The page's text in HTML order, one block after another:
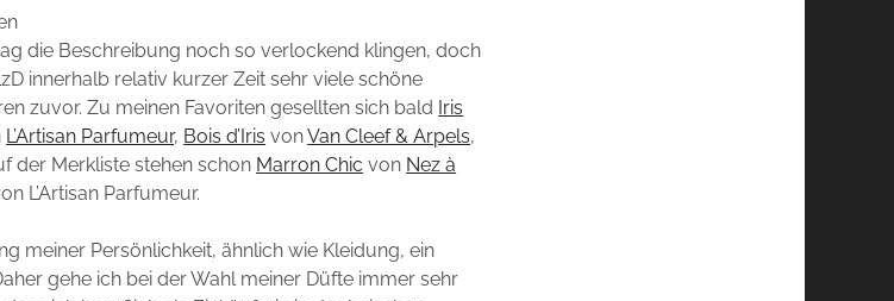
die Beschreibung noch so verlockend klingen, doch
innerhalb relativ kurzer Zeit sehr viele schöne
zuvor. Zu meinen Favoriten gesellten sich bald Iris
L’Artisan Parfumeur, Bois d’Iris vonVan Cleef & Arpels,
der Merkliste stehen schon Marron Chic von Nez à
L’Artisan Parfumeur.
meiner Persönlichkeit, ähnlich wie Kleidung, ein
gehe ich bei der Wahl meiner Düfte immer sehr